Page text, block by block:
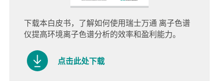
下载本白皮书，了解如何使用瑞士万通 离子色谱
仪提高环境离子色谱分析的效率和盈利能力。
点击此处下载